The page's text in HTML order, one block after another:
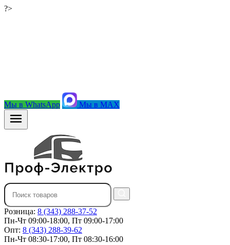
?>
Мы в WhatsApp Мы в MAX
Розница: 8 (343) 288-37-52
Пн-Чт 09:00-18:00, Пт 09:00-17:00
Опт: 8 (343) 288-39-62
Пн-Чт 08:30-17:00, Пт 08:30-16:00